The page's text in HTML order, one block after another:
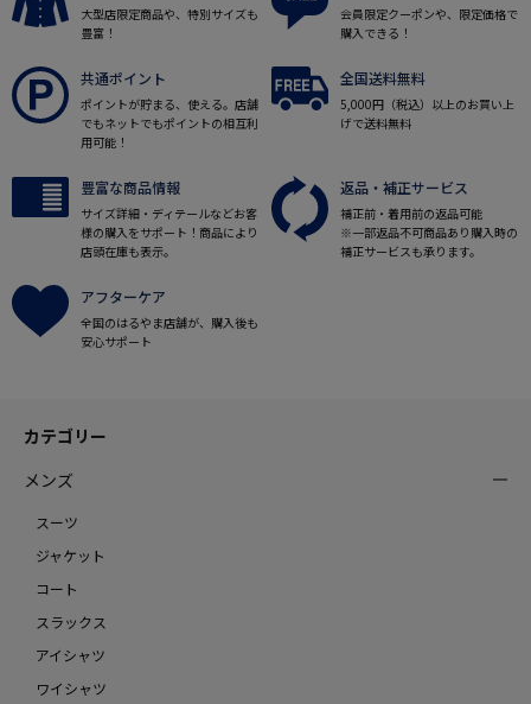
大型店限定商品や、特別サイズも
豊富！
会員限定クーポンや、限定価格で
購入できる！
共通ポイント
ポイントが貯まる、使える。店舗
でもネットでもポイントの相互利
用可能！
全国送料無料
5,000円（税込）以上のお買い上
げで送料無料
豊富な商品情報
サイズ詳細・ディテールなどお客
様の購入をサポート！商品により
店頭在庫も表示。
返品・補正サービス
補正前・着用前の返品可能
※一部返品不可商品あり購入時の
補正サービスも承ります。
アフターケア
全国のはるやま店舗が、購入後も
安心サポート
カテゴリー
メンズ
スーツ
ジャケット
コート
スラックス
アイシャツ
ワイシャツ